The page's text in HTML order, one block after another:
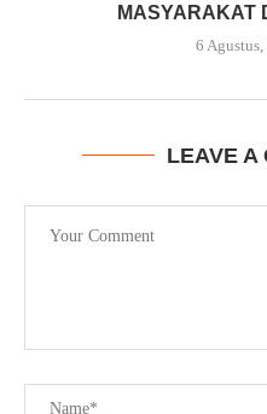
MASYARAKAT
6
LEAVE A